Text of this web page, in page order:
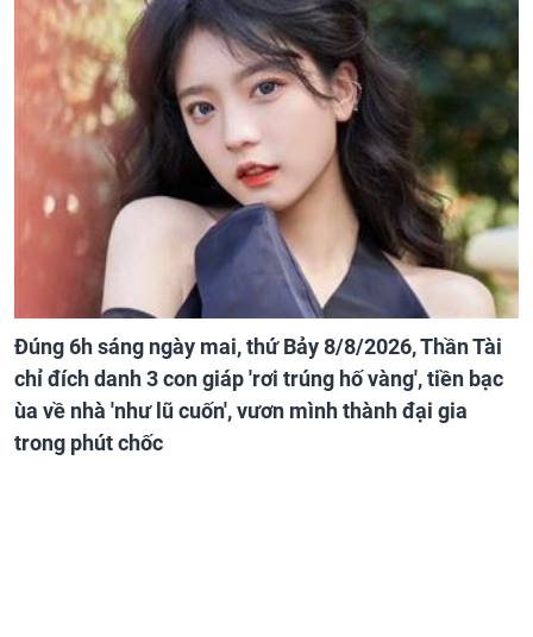
Đúng 6h sáng ngày mai, thứ Bảy 8/8/2026, Thần Tài
chỉ đích danh 3 con giáp 'rơi trúng hố vàng', tiền bạc
ùa về nhà 'như lũ cuốn', vươn mình thành đại gia
trong phút chốc